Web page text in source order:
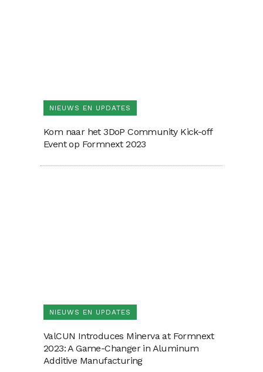
NIEUWS EN UPDATES
Kom naar het 3DoP Community Kick-off
Event op Formnext 2023
NIEUWS EN UPDATES
ValCUN Introduces Minerva at Formnext
2023: A Game-Changer in Aluminum
Additive Manufacturing